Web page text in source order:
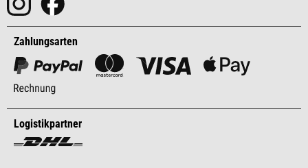
Zahlungsarten
Logistikpartner